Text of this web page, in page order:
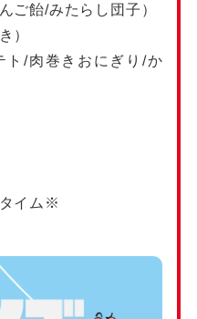
ご飴/みたらし団子）
）
ト/肉巻きおにぎり/か
イム※